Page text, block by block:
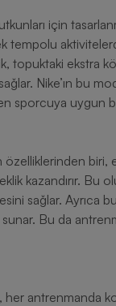
için
tempolu
topuktaki ekstra
Nike’ın bu
sporcuya uygun
biri,
kazandırır. Bu
sağlar. Ayrıca
Bu da
her